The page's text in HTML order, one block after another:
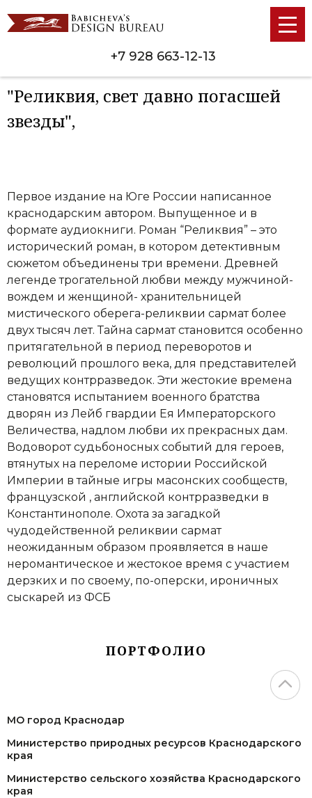
+7 928 663-12-13
ПОРТФОЛИО
МО город Краснодар
Министерство природных ресурсов Краснодарского
края
Министерство сельского хозяйства Краснодарского
края
"Реликвия, свет давно погасшей
звезды",
Первое издание на Юге России написанное
краснодарским автором. Выпущенное и в
формате аудиокниги. Роман “Реликвия” – это
исторический роман, в котором детективным
сюжетом объединены три времени. Древней
легенде трогательной любви между мужчиной-
вождем и женщиной- хранительницей
мистического оберега-реликвии сармат более
двух тысяч лет. Тайна сармат становится особенно
притягательной в период переворотов и
революций прошлого века, для представителей
ведущих контрразведок. Эти жестокие времена
становятся испытанием военного братства
дворян из Лейб гвардии Ея Императорского
Величества, надлом любви их прекрасных дам.
Водоворот судьбоносных событий для героев,
втянутых на переломе истории Российской
Империи в тайные игры масонских сообществ,
французской , английской контрразведки в
Константинополе. Охота за загадкой
чудодейственной реликвии сармат
неожиданным образом проявляется в наше
неромантическое и жестокое время с участием
дерзких и по своему, по-оперски, ироничных
сыскарей из ФСБ